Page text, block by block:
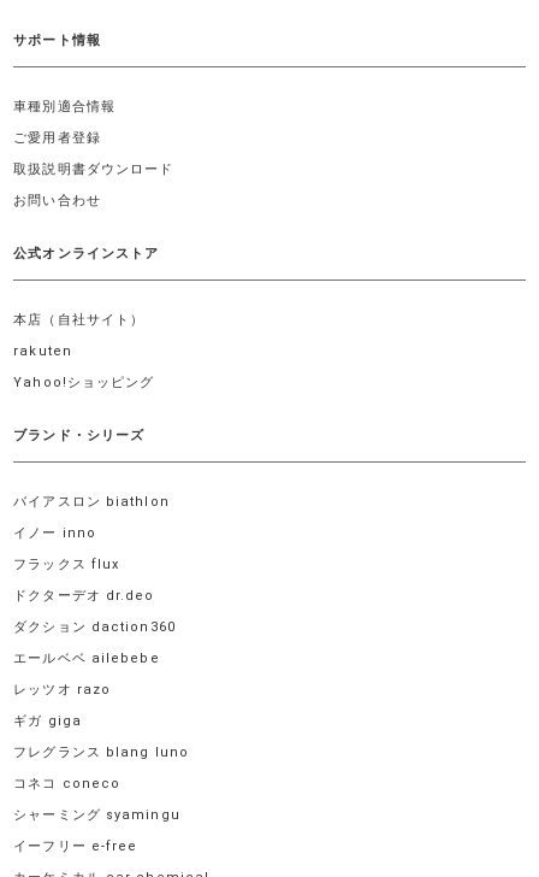
サポート情報
車種別適合情報
ご愛用者登録
取扱説明書ダウンロード
お問い合わせ
公式オンラインストア
本店（自社サイト）
rakuten
Yahoo!ショッピング
ブランド・シリーズ
バイアスロン biathlon
イノー inno
フラックス flux
ドクターデオ dr.deo
ダクション daction360
エールベベ ailebebe
レッツオ razo
ギガ giga
フレグランス blang luno
コネコ coneco
シャーミング syamingu
イーフリー e-free